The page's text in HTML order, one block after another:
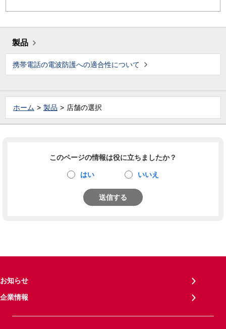
製品
携帯電話の電波防護への適合性について
ホーム 製品 店舗の選択
このページの情報は役に立ちましたか？
はい いいえ
送信する
お知らせ
企業情報